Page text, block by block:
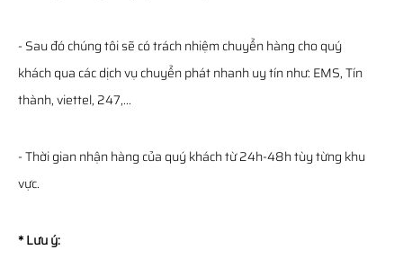
- Sau đó chúng tôi sẽ có trách nhiệm chuyển hàng cho quý
khách qua các dịch vụ chuyển phát nhanh uy tín như: EMS, Tín
thành, viettel, 247,...
- Thời gian nhận hàng của quý khách từ 24h-48h tùy từng khu
vực.
* Lưu ý: